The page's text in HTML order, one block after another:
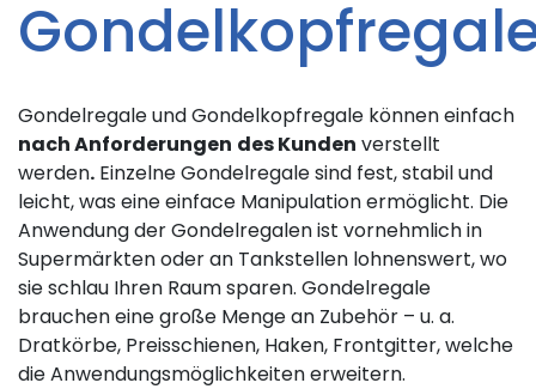
Gondelregale und Gondelkopfregale können einfach
nach Anforderungen des Kunden verstellt
werden. Einzelne Gondelregale sind fest, stabil und
leicht, was eine einface Manipulation ermöglicht. Die
Anwendung der Gondelregalen ist vornehmlich in
Supermärkten oder an Tankstellen lohnenswert, wo
sie schlau Ihren Raum sparen. Gondelregale
brauchen eine große Menge an Zubehör – u. a.
Dratkörbe, Preisschienen, Haken, Frontgitter, welche
die Anwendungsmöglichkeiten erweitern.